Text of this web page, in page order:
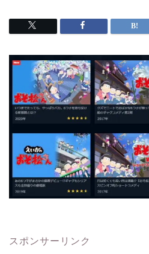
スポンサーリンク